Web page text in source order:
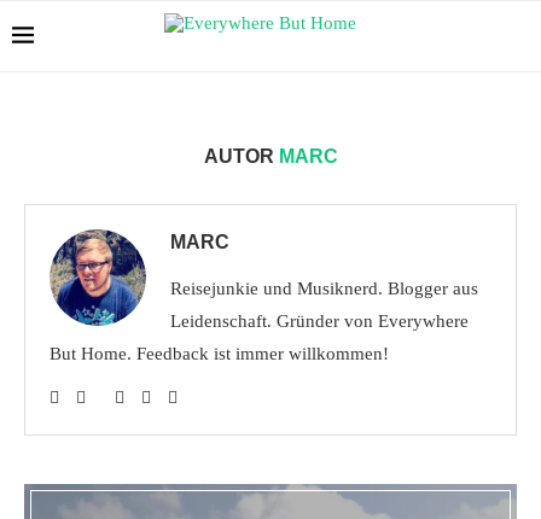
AUTOR MARC
MARC
Reisejunkie und Musiknerd. Blogger aus
Leidenschaft. Gründer von Everywhere
But Home. Feedback ist immer willkommen!